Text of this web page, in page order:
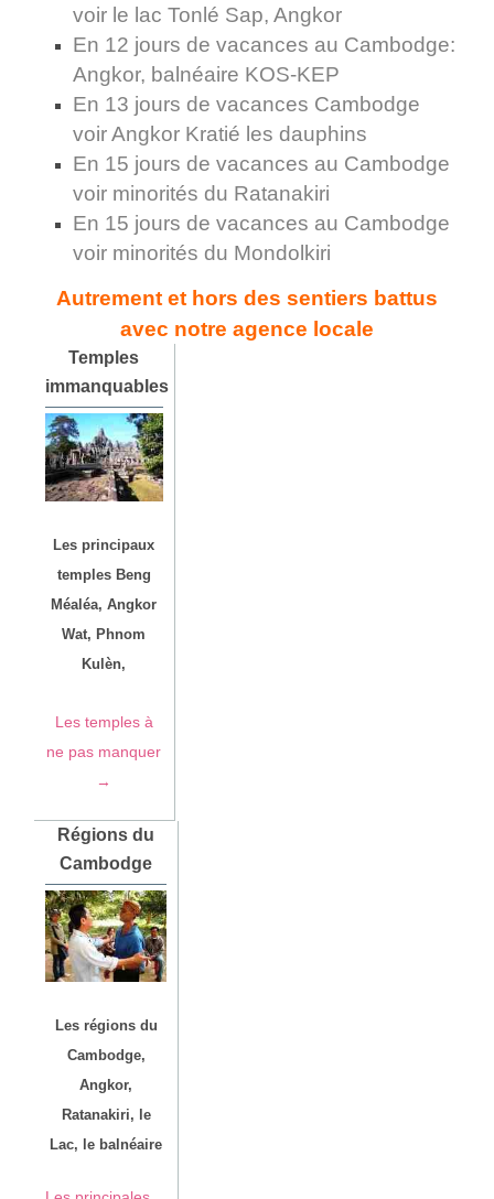
voir le lac Tonlé Sap, Angkor
En 12 jours de vacances au Cambodge:
Angkor, balnéaire KOS-KEP
En 13 jours de vacances Cambodge
voir Angkor Kratié les dauphins
En 15 jours de vacances au Cambodge
voir minorités du Ratanakiri
En 15 jours de vacances au Cambodge
voir minorités du Mondolkiri
Autrement et hors des sentiers battus
avec notre agence locale
Temples
immanquables
Les principaux
temples Beng
Méaléa, Angkor
Wat, Phnom
Kulèn,
Les temples à
ne pas manquer
→
Régions du
Cambodge
Les régions du
Cambodge,
Angkor,
Ratanakiri, le
Lac, le balnéaire